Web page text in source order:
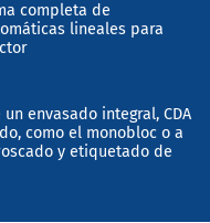
completa de
lineales para
envasado integral, CDA
como el monobloc o a
y etiquetado de